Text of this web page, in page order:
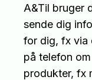
A&Til bruger
sende dig
for dig, fx via
på telefon
produkter, fx